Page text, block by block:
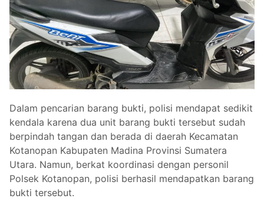
Dalam pencarian barang bukti, polisi mendapat sedikit
kendala karena dua unit barang bukti tersebut sudah
berpindah tangan dan berada di daerah Kecamatan
Kotanopan Kabupaten Madina Provinsi Sumatera
Utara. Namun, berkat koordinasi dengan personil
Polsek Kotanopan, polisi berhasil mendapatkan barang
bukti tersebut.